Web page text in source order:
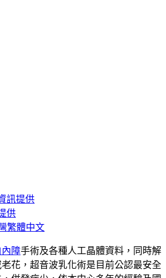
訊提供
供
繁體中文
內障手術及各種人工晶體資料，同時解
花，超音波乳化術是目前公認最安全